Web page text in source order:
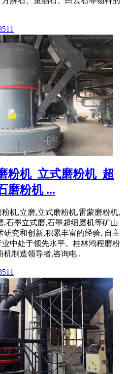
粉机_立式磨粉机_超
磨粉机 ...
机,立磨,立式磨粉机,雷蒙磨粉机,
,石墨立式磨,石墨超细磨机等矿山
研究和创新,积累丰富的经验, 自主
中处于领先水平。桂林鸿程磨粉
机制造领导者,咨询电 .